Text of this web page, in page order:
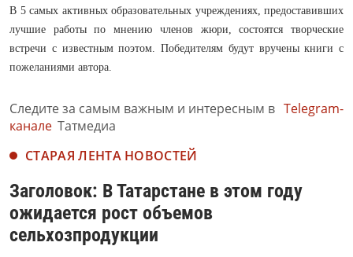
В 5 самых активных образовательных учреждениях, предоставивших
лучшие работы по мнению членов жюри, состоятся творческие
встречи с известным поэтом. Победителям будут вручены книги с
пожеланиями автора.
Следите за самым важным и интересным в Telegram-
канале Татмедиа
СТАРАЯ ЛЕНТА НОВОСТЕЙ
Заголовок: В Татарстане в этом году
ожидается рост объемов
сельхозпродукции